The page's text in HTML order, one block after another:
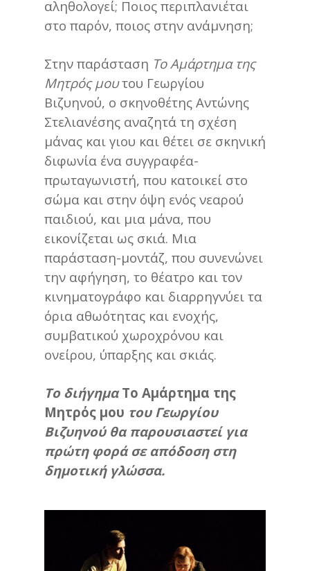
αληθολογεί; Ποιος περιπλανιέται
στο παρόν, ποιος στην ανάμνηση;
Στην παράσταση Το Αμάρτημα της
Μητρός μουτου Γεωργίου
Βιζυηνού, ο σκηνοθέτης Αντώνης
Στελιανέσης αναζητά τη σχέση
μάνας και γιου και θέτει σε σκηνική
διφωνία ένα συγγραφέα-
πρωταγωνιστή, που κατοικεί στο
σώμα και στην όψη ενός νεαρού
παιδιού, και μια μάνα, που
εικονίζεται ως σκιά. Μια
παράσταση-μοντάζ, που συνενώνει
την αφήγηση, το θέατρο και τον
κινηματογράφο και διαρρηγνύει τα
όρια αθωότητας και ενοχής,
συμβατικού χωροχρόνου και
ονείρου, ύπαρξης και σκιάς.
To διήγημαTο Αμάρτημα της
Μητρός μου του Γεωργίου
Βιζυηνού θα παρουσιαστεί για
πρώτη φορά σε απόδοση στη
δημοτική γλώσσα.